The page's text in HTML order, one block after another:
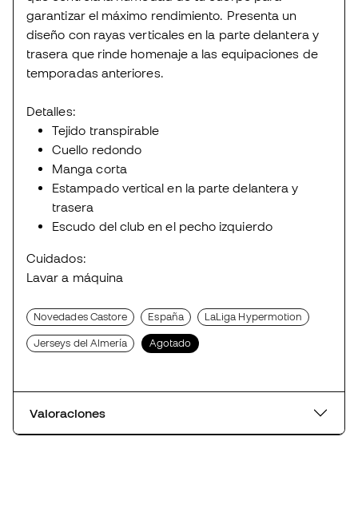
garantizar el máximo rendimiento. Presenta un
diseño con rayas verticales en la parte delantera y
trasera que rinde homenaje a las equipaciones de
temporadas anteriores.
Detalles:
Tejido transpirable
Cuello redondo
Manga corta
Estampado vertical en la parte delantera y
trasera
Escudo del club en el pecho izquierdo
Cuidados:
Lavar a máquina
Novedades Castore España LaLiga Hypermotion
Jerseys del Almería Agotado
Valoraciones